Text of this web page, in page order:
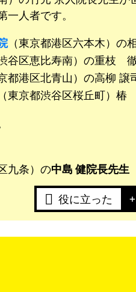
一人者です。
（東京都港区六本木）の
谷区恵比寿南）の重枝
都港区北青山）の高柳 譲
東京都渋谷区桜丘町）椿
九条）の中島 健院長先生
役に立った